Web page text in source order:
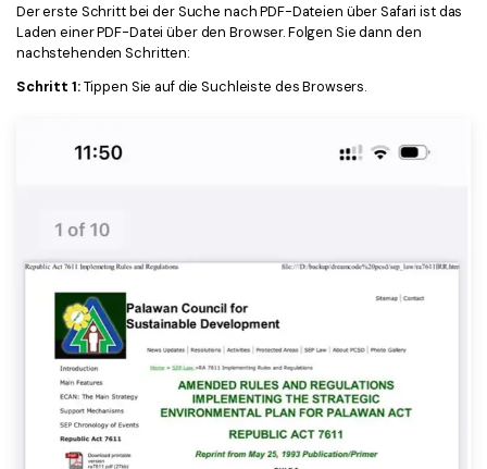
Der erste Schritt bei der Suche nach PDF-Dateien über Safari ist das
Laden einer PDF-Datei über den Browser. Folgen Sie dann den
nachstehenden Schritten:
Schritt 1:Tippen Sie auf die Suchleiste des Browsers.